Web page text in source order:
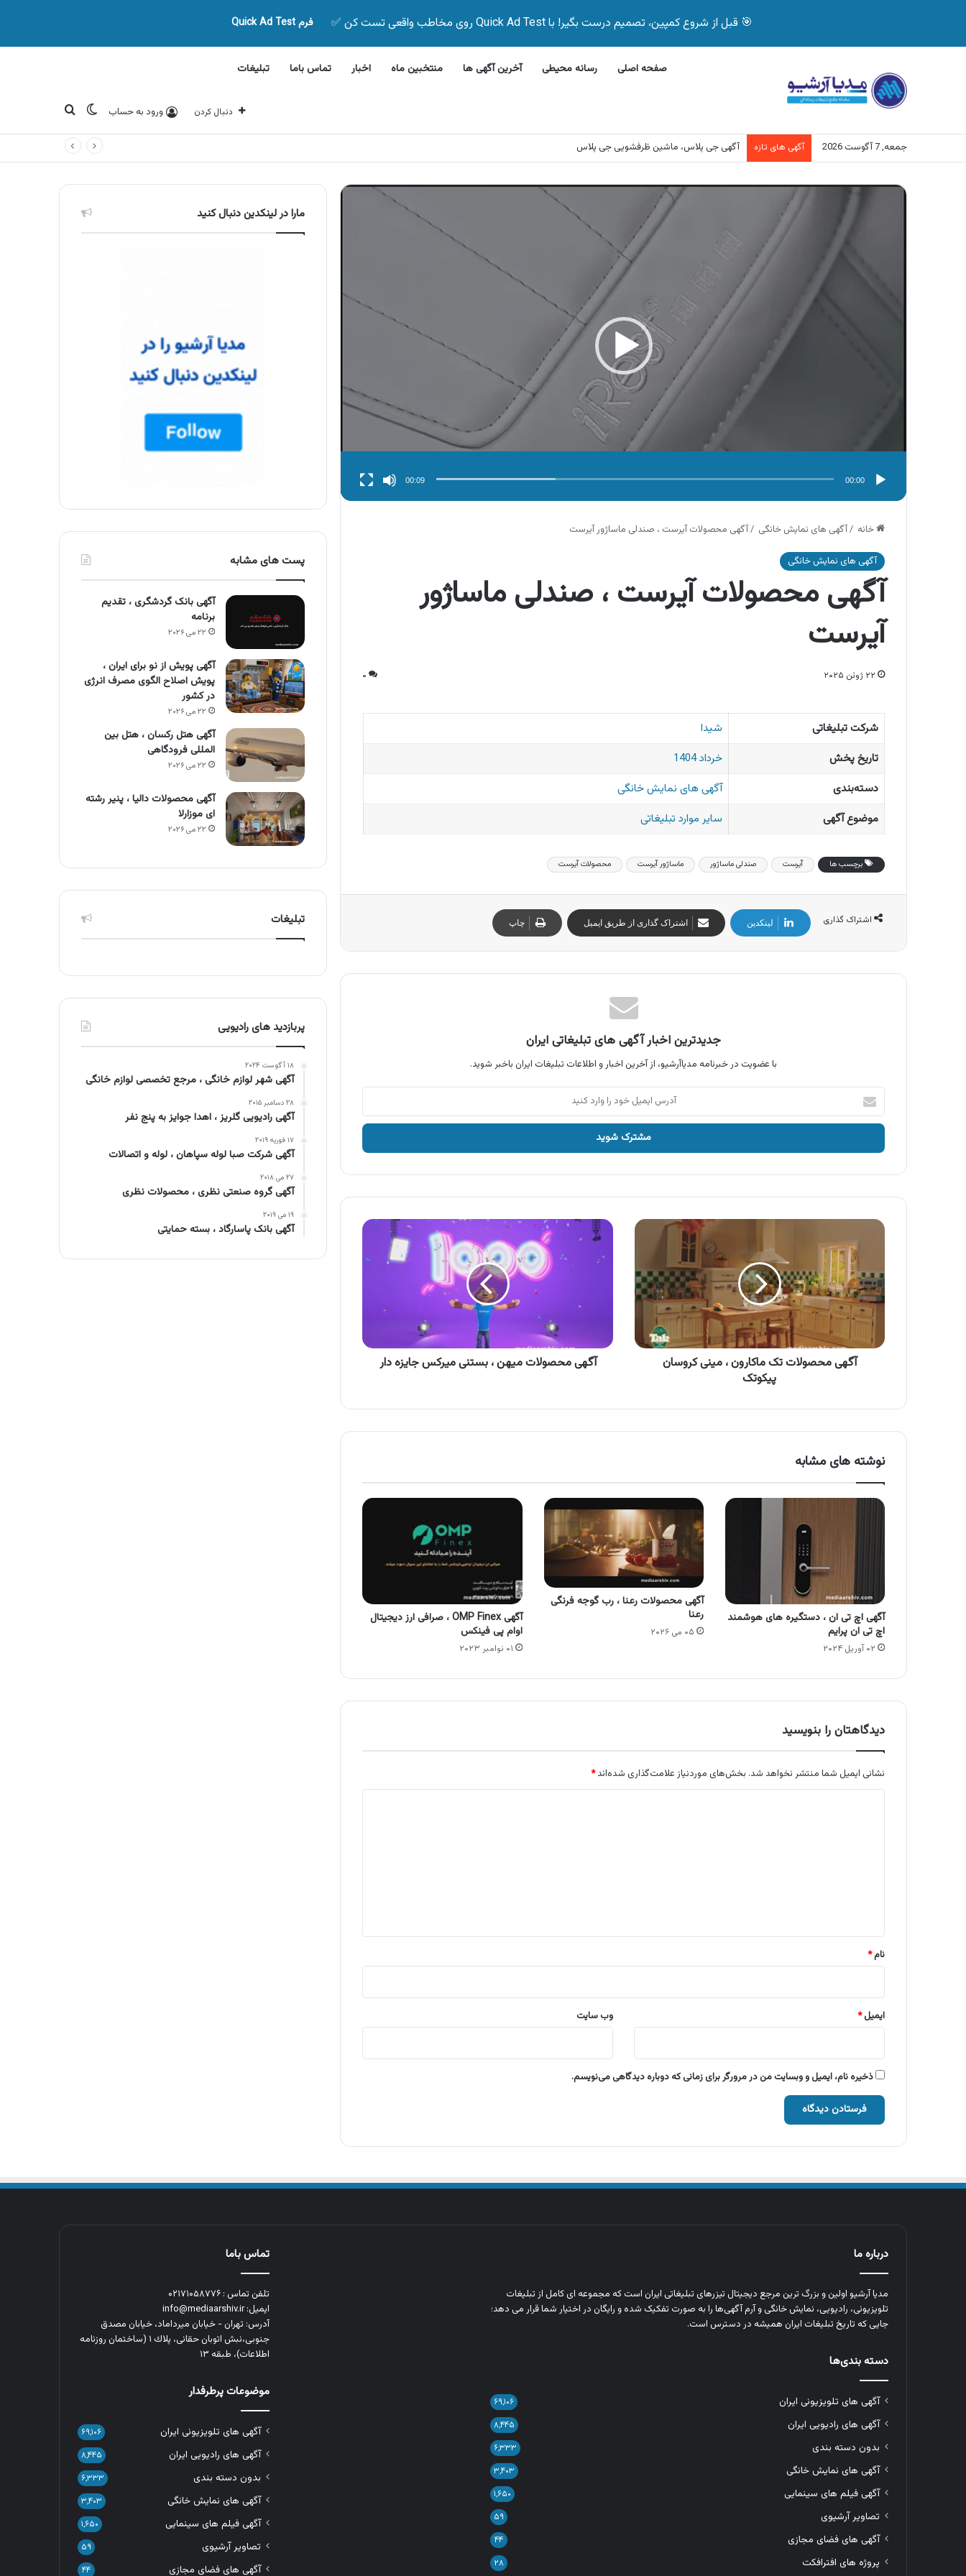
🎯 قبل از شروع کمپین، تصمیم درست بگیر! با Quick Ad Test روی مخاطب واقعی تست کن ✅ فرم Quick Ad Test
صفحه اصلی رسانه محیطی آخرین آگهی ها منتخبین ماه اخبار تماس باما تبلیغات
دنبال کردن ورود به حساب تغییر پوسته
جستجو برای
جمعه, 7 آگوست 2026 آگهی های تازه آگهی بیمه دات کام، خرید آنلاین بیمه زیر ۵ دقیقه
نمایشگر
ویدیو
00:00
00:09
خانه /آگهی های نمایش خانگی /آگهی محصولات آیرست ، صندلی ماساژور آیرست
آگهی های نمایش خانگی
آگهی محصولات آیرست ، صندلی ماساژور
آیرست
۲۲ ژوئن ۲۰۲۵ ۰
شرکت تبلیغاتی
شیدا
تاریخ پخش
خرداد 1404
دسته‌بندی
آگهی های نمایش خانگی
موضوع آگهی
سایر موارد تبلیغاتی
برچسب ها آیرست صندلی ماساژور ماساژور آیرست محصولات آیرست
اشتراک گذاری لینکدین اشتراک گذاری از طریق ایمیل چاپ
جدیدترین اخبار آگهی های تبلیغاتی ایران
با عضویت در خبرنامه مدیاآرشیو، از آخرین اخبار و اطلاعات تبلیغات ایران باخبر شوید.
آدرس
ایمیل
خود
وارد
آگهی
محصولات
ماکارون
مینی
کروسان
پیکوتک
آگهی محصولات تک ماکارون ، مینی کروسان
پیکوتک
آگهی
محصولات
میهن
آگهی محصولات میهن ، بستنی میرکس جایزه دار
نوشته های مشابه
آگهی اچ تی ان ، دستگیره های هوشمند
اچ تی ان پرایم
۰۲ آوریل ۲۰۲۴
آگهی محصولات رعنا ، رب گوجه فرنگی
رعنا
۰۵ می ۲۰۲۶
آگهی OMP Finex ، صرافی ارز دیجیتال
اوام پی فینکس
۰۱ نوامبر ۲۰۲۳
دیدگاهتان را بنویسید
نشانی ایمیل شما منتشر نخواهد شد. بخش‌های موردنیاز علامت‌گذاری شده‌اند*
نام*
ایمیل* وب‌ سایت
ذخیره نام، ایمیل و وبسایت من در مرورگر برای زمانی که دوباره دیدگاهی می‌نویسم.
مارا در لینکدین دنبال کنید
پست های مشابه
آگهی بانک گردشگری ، تقدیم
برنامه
۲۲ می ۲۰۲۶
آگهی پویش از نو برای ایران ،
پویش اصلاح الگوی مصرف انرژی
در کشور
۲۲ می ۲۰۲۶
آگهی هتل رکسان ، هتل بین
المللی فرودگاهی
۲۲ می ۲۰۲۶
آگهی محصولات دالیا ، پنیر رشته
ای موزارلا
۲۲ می ۲۰۲۶
تبلیغات
پربازدید های رادیویی
۱۸ آگوست ۲۰۲۴
آگهی شهر لوازم خانگی ، مرجع تخصصی لوازم خانگی
۲۸ دسامبر ۲۰۱۵
آگهی رادیویی گلریز ، اهدا جوایز به پنج نفر
۱۷ فوریه ۲۰۱۹
آگهی شرکت صبا لوله سپاهان ، لوله و اتصالات
۲۷ می ۲۰۱۸
آگهی گروه صنعتی نظری ، محصولات نظری
۱۹ می ۲۰۱۹
آگهی بانک پاسارگاد ، بسته حمایتی
درباره ما
مدیا آرشیو اولین و بزرگ‌ ترین مرجع دیجیتال تیزرهای تبلیغاتی ایران است که مجموعه‌ ای کامل از تبلیغات
تلویزیونی، رادیویی، نمایش خانگی و آرم‌ آگهی‌ها را به‌ صورت تفکیک‌ شده و رایگان در اختیار شما قرار می‌ دهد؛
جایی که تاریخ تبلیغات ایران همیشه در دسترس است.
دسته بندی‌ها
آگهی های تلویزیونی ایران ۶۹,۱۰۶
آگهی های رادیویی ایران ۸,۴۴۵
بدون دسته بندی ۶,۳۳۳
آگهی های نمایش خانگی ۳,۴۰۳
آگهی فیلم های سینمایی ۱,۶۵۰
تصاویر آرشیوی ۵۹
آگهی های فضای مجازی ۴۴
پروژه های افترافکت ۲۸
تماس باما
تلفن تماس : ۰۲۱۷۱۰۵۸۷۷۶
ایمیل: info@mediaarshiv.ir
آدرس: تهران - خیابان میرداماد، خیابان مصدق
جنوبی،نبش اتوبان حقانی، پلاك ١ (ساختمان روزنامه
اطلاعات)، طبقه ۱۳
موضوعات پرطرفدار
آگهی های تلویزیونی ایران ۶۹,۱۰۶
آگهی های رادیویی ایران ۸,۴۴۵
بدون دسته بندی ۶,۳۳۳
آگهی های نمایش خانگی ۳,۴۰۳
آگهی فیلم های سینمایی ۱,۶۵۰
تصاویر آرشیوی ۵۹
آگهی های فضای مجازی ۴۴